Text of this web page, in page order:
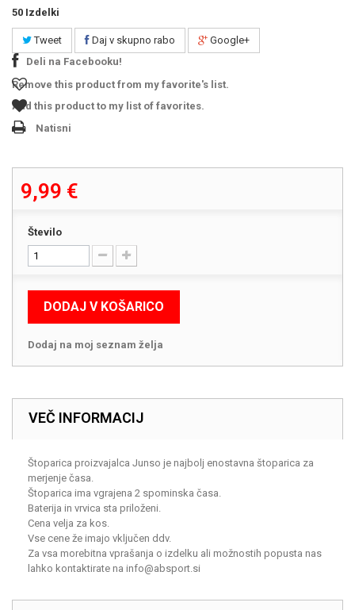
50 Izdelki
Tweet Daj v skupno rabo
Google+
Deli na Facebooku!
Remove this product from my favorite's list.
Add this product to my list of favorites.
Natisni
9,99 €
Število
DODAJ V KOŠARICO
Dodaj na moj seznam želja
VEČ INFORMACIJ
Štoparica proizvajalca Junso je najbolj enostavna štoparica za
merjenje časa.
Štoparica ima vgrajena 2 spominska časa.
Baterija in vrvica sta priloženi.
Cena velja za kos.
Vse cene že imajo vključen ddv.
Za vsa morebitna vprašanja o izdelku ali možnostih popusta nas
lahko kontaktirate na info@absport.si